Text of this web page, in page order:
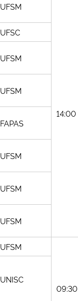
UFSM
14:00
UFSC
UFSM
UFSM
FAPAS
UFSM
UFSM
UFSM
UFSM
09:30
UNISC